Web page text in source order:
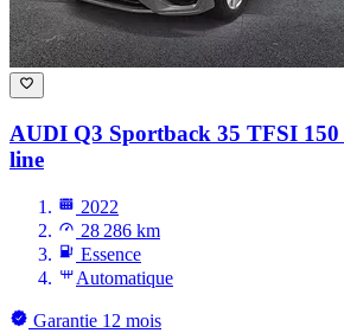
AUDI Q3 Sportback 35 TFSI 150
line
2022
28 286 km
Essence
Automatique
Garantie 12 mois